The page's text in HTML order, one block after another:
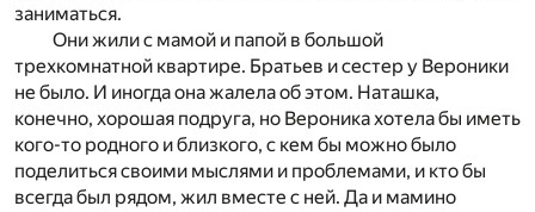
заниматься.
Они жили с мамой и папой в большой
трехкомнатной квартире. Братьев и сестер у Вероники
не было. И иногда она жалела об этом. Наташка,
конечно, хорошая подруга, но Вероника хотела бы иметь
кого-то родного и близкого, с кем бы можно было
поделиться своими мыслями и проблемами, и кто бы
всегда был рядом, жил вместе с ней. Да и мамино